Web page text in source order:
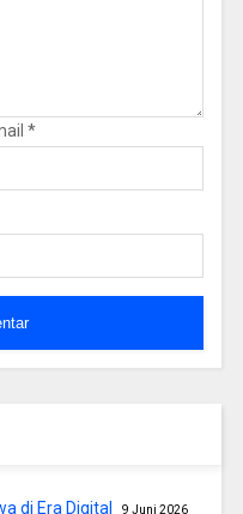
*
di Era Digital 9 Juni 2026